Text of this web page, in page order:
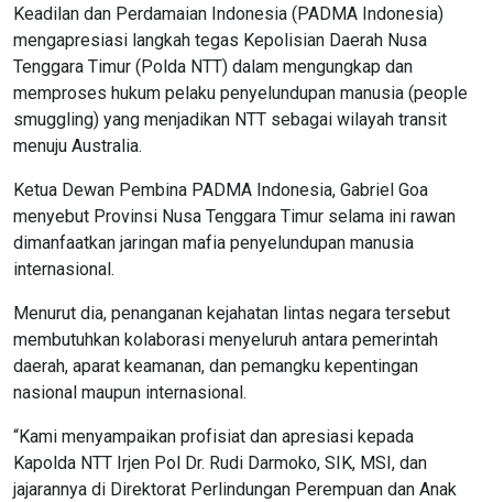
Keadilan dan Perdamaian Indonesia (PADMA Indonesia)
mengapresiasi langkah tegas Kepolisian Daerah Nusa
Tenggara Timur (Polda NTT) dalam mengungkap dan
memproses hukum pelaku penyelundupan manusia (people
smuggling) yang menjadikan NTT sebagai wilayah transit
menuju Australia.
Ketua Dewan Pembina PADMA Indonesia, Gabriel Goa
menyebut Provinsi Nusa Tenggara Timur selama ini rawan
dimanfaatkan jaringan mafia penyelundupan manusia
internasional.
Menurut dia, penanganan kejahatan lintas negara tersebut
membutuhkan kolaborasi menyeluruh antara pemerintah
daerah, aparat keamanan, dan pemangku kepentingan
nasional maupun internasional.
“Kami menyampaikan profisiat dan apresiasi kepada
Kapolda NTT Irjen Pol Dr. Rudi Darmoko, SIK, MSI, dan
jajarannya di Direktorat Perlindungan Perempuan dan Anak